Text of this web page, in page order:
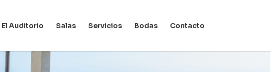
El Auditorio Salas Servicios Bodas Contacto